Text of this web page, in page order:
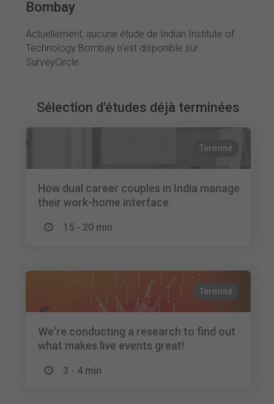
Bombay
Actuellement, aucune étude de Indian Institute of
Technology Bombay n'est disponible sur
SurveyCircle.
Sélection d'études déjà terminées
Terminé
How dual career couples in India manage
their work-home interface
15 - 20 min
Terminé
We're conducting a research to find out
what makes live events great!
3 - 4 min